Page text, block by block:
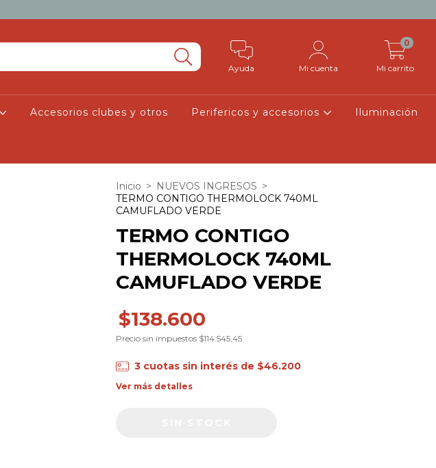
Ayuda Mi cuenta Mi carrito
0
Accesorios clubes y otros Perifericos y accesorios Iluminación
Inicio > NUEVOS INGRESOS >
TERMO CONTIGO THERMOLOCK 740ML
CAMUFLADO VERDE
TERMO CONTIGO
THERMOLOCK 740ML
CAMUFLADO VERDE
$138.600
Precio sin impuestos $114.545,45
3 cuotas sin interés de $46.200
Ver más detalles